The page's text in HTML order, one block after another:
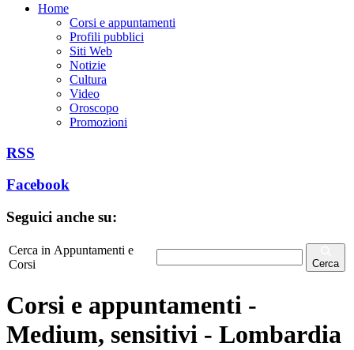
Home
Corsi e appuntamenti
Profili pubblici
Siti Web
Notizie
Cultura
Video
Oroscopo
Promozioni
RSS
Facebook
Seguici anche su:
Cerca in Appuntamenti e
Corsi
Cerca
Corsi e appuntamenti -
Medium, sensitivi - Lombardia